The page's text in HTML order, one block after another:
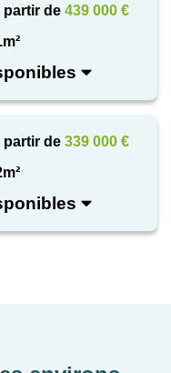
l’époque
de la
les
société.
et
partir de 439 000 €
partir de 339 000 €